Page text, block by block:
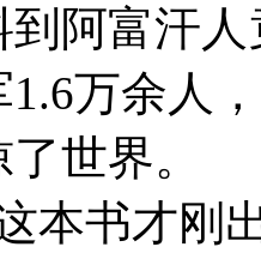
阿富汗
万余人
世界。
书才刚出